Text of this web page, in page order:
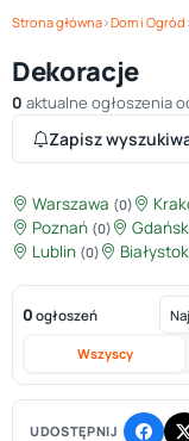
Strona główna›Dom i Ogród
Dekoracje
0 aktualne ogłoszenia
Zapisz
Warszawa (0)
Poznań (0) Gdańsk
Lublin (0) Białystok
0 ogłoszeń
Wszyscy
UDOSTĘPNIJ